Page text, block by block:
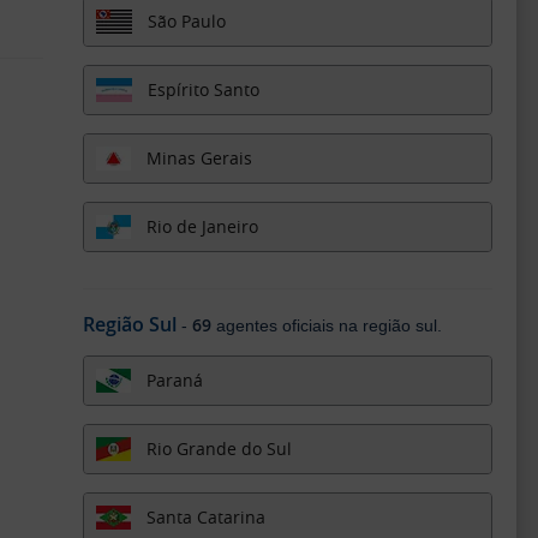
São Paulo
Espírito Santo
Minas Gerais
Rio de Janeiro
Região Sul-69 agentes oficiais na região sul.
Paraná
Rio Grande do Sul
Santa Catarina